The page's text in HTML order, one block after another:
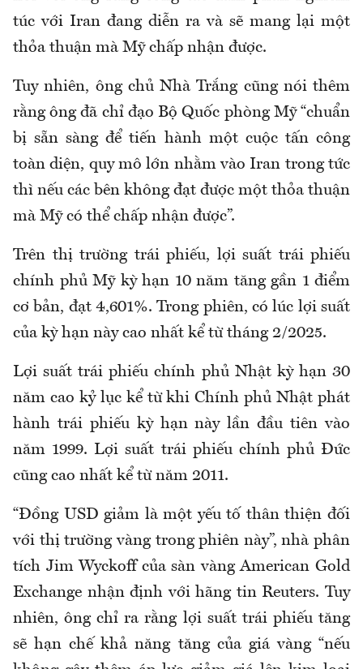
túc với Iran đang diễn ra và sẽ mang lại một
thỏa thuận mà Mỹ chấp nhận được.
Tuy nhiên, ông chủ Nhà Trắng cũng nói thêm
rằng ông đã chỉ đạo Bộ Quốc phòng Mỹ “chuẩn
bị sẵn sàng để tiến hành một cuộc tấn công
toàn diện, quy mô lớn nhằm vào Iran trong tức
thì nếu các bên không đạt được một thỏa thuận
mà Mỹ có thể chấp nhận được”.
Trên thị trường trái phiếu, lợi suất trái phiếu
chính phủ Mỹ kỳ hạn 10 năm tăng gần 1 điểm
cơ bản, đạt 4,601%. Trong phiên, có lúc lợi suất
của kỳ hạn này cao nhất kể từ tháng 2/2025.
Lợi suất trái phiếu chính phủ Nhật kỳ hạn 30
năm cao kỷ lục kể từ khi Chính phủ Nhật phát
hành trái phiếu kỳ hạn này lần đầu tiên vào
năm 1999. Lợi suất trái phiếu chính phủ Đức
cũng cao nhất kể từ năm 2011.
“Đồng USD giảm là một yếu tố thân thiện đối
với thị trường vàng trong phiên này”, nhà phân
tích Jim Wyckoff của sàn vàng American Gold
Exchange nhận định với hãng tin Reuters. Tuy
nhiên, ông chỉ ra rằng lợi suất trái phiếu tăng
sẽ hạn chế khả năng tăng của giá vàng “nếu